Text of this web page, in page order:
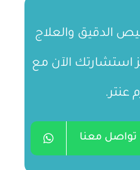
الدقيق والعلاج
استشارتك الآن مع
عنتر.
تواصل معنا